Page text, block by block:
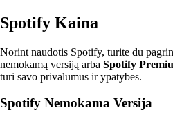
Spotify Kaina
Norint naudotis Spotify, turite du
nemokamą versiją arba Spotify
turi savo privalumus ir ypatybes.
Spotify Nemokama Versija